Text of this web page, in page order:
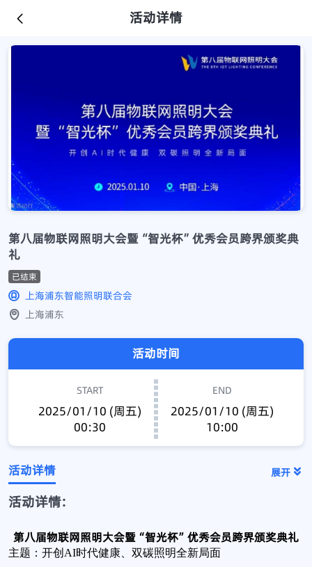
活动详情
第八届物联网照明大会暨“智光杯”优秀会员跨界颁奖典
礼
已结束
上海浦东智能照明联合会
上海浦东
活动时间
START
2025/01/10 (周五)
00:30
END
2025/01/10 (周五)
10:00
活动详情 展开
活动详情:
第八届物联网照明大会暨“智光杯”优秀会员跨界颁奖典礼
主题：开创AI时代健康、双碳照明全新局面